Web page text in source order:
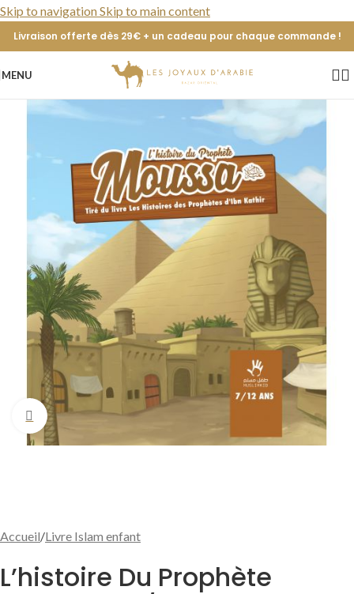
Skip to navigationSkip to main content
Livraison offerte dès 29€ + un cadeau pour chaque commande !
MENU
Cliquer pour agrandir
Accueil/Livre Islam enfant
L’histoire Du Prophète